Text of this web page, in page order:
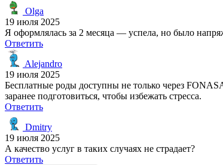
Olga
19 июля 2025
Я оформлялась за 2 месяца — успела, но было
Ответить
Alejandro
19 июля 2025
Бесплатные роды доступны не только через
заранее подготовиться, чтобы избежать стресса.
Ответить
Dmitry
19 июля 2025
А качество услуг в таких случаях не страдает?
Ответить